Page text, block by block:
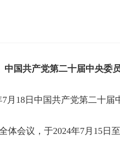
中国共产党第二十届中央委
7月18日中国共产党第二十
议，于2024年7月15日至